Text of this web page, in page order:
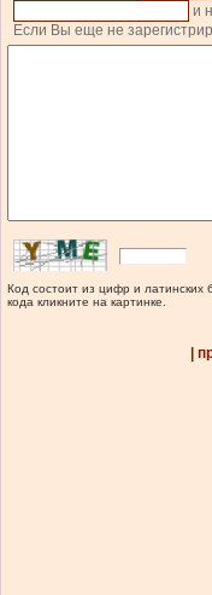
и
Если Вы еще не
Код состоит из цифр и латинских
кода кликните на картинке.
|